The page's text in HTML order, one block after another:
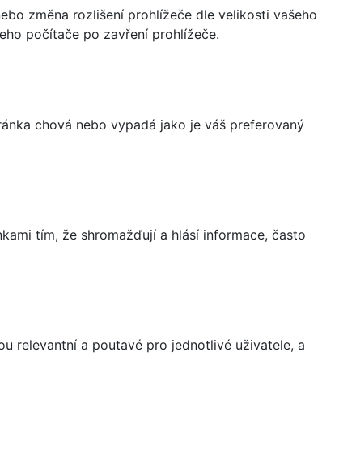
změna rozlišení prohlížeče dle velikosti vašeho
počítače po zavření prohlížeče.
chová nebo vypadá jako je váš preferovaný
tím, že shromažďují a hlásí informace, často
relevantní a poutavé pro jednotlivé uživatele, a